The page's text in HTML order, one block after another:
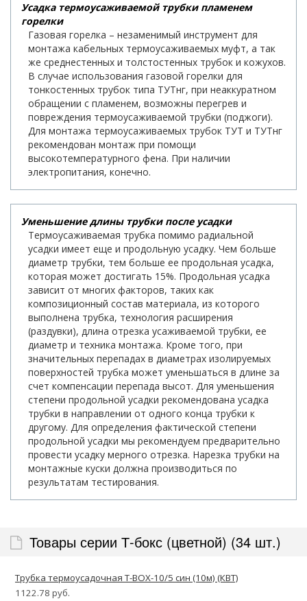
Усадка термоусаживаемой трубки пламенем
горелки
Газовая горелка – незаменимый инструмент для
монтажа кабельных термоусаживаемых муфт, а так
же среднестенных и толстостенных трубок и кожухов.
В случае использования газовой горелки для
тонкостенных трубок типа ТУТнг, при неаккуратном
обращении с пламенем, возможны перегрев и
повреждения термоусаживаемой трубки (поджоги).
Для монтажа термоусаживаемых трубок ТУТ и ТУТнг
рекомендован монтаж при помощи
высокотемпературного фена. При наличии
электропитания, конечно.
Уменьшение длины трубки после усадки
Термоусаживаемая трубка помимо радиальной
усадки имеет еще и продольную усадку. Чем больше
диаметр трубки, тем больше ее продольная усадка,
которая может достигать 15%. Продольная усадка
зависит от многих факторов, таких как
композиционный состав материала, из которого
выполнена трубка, технология расширения
(раздувки), длина отрезка усаживаемой трубки, ее
диаметр и техника монтажа. Кроме того, при
значительных перепадах в диаметрах изолируемых
поверхностей трубка может уменьшаться в длине за
счет компенсации перепада высот. Для уменьшения
степени продольной усадки рекомендована усадка
трубки в направлении от одного конца трубки к
другому. Для определения фактической степени
продольной усадки мы рекомендуем предварительно
провести усадку мерного отрезка. Нарезка трубки на
монтажные куски должна производиться по
результатам тестирования.
Товары серии Т-бокс (цветной) (34 шт.)
Трубка термоусадочная Т-BOX-10/5 син (10м) (КВТ)
1122.78 руб.